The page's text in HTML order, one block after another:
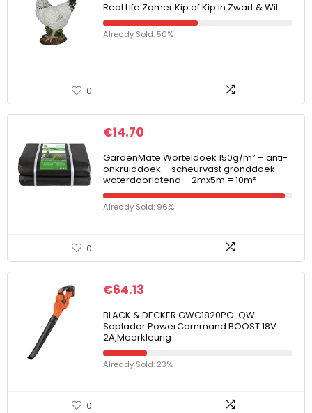
Real Life Zomer Kip of Kip in Zwart & Wit
Already Sold: 50%
0
€14.70
GardenMate Worteldoek 150g/m² – anti-
onkruiddoek – scheurvast gronddoek –
waterdoorlatend – 2mx5m = 10m²
Already Sold: 96%
0
€64.13
BLACK & DECKER GWC1820PC-QW –
Soplador PowerCommand BOOST 18V
2A,Meerkleurig
Already Sold: 23%
0